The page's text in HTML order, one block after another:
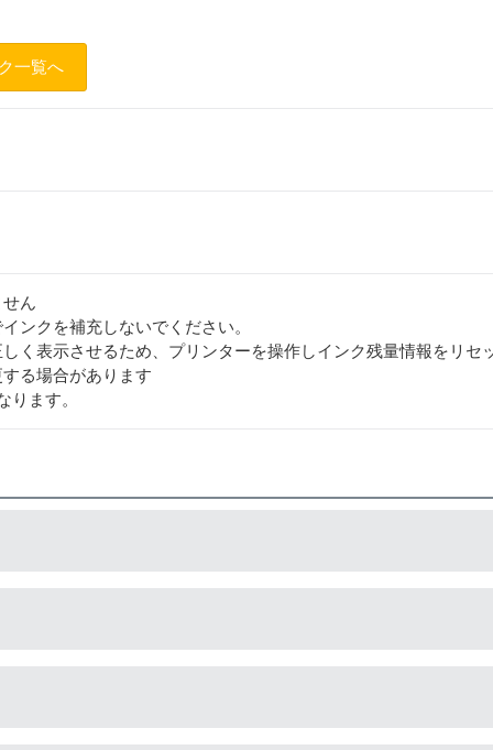
一覧へ
ん
ンクを補充しないでください。
く表示させるため、プリンターを操作しインク残量情報をリセ
る場合があります
ります。